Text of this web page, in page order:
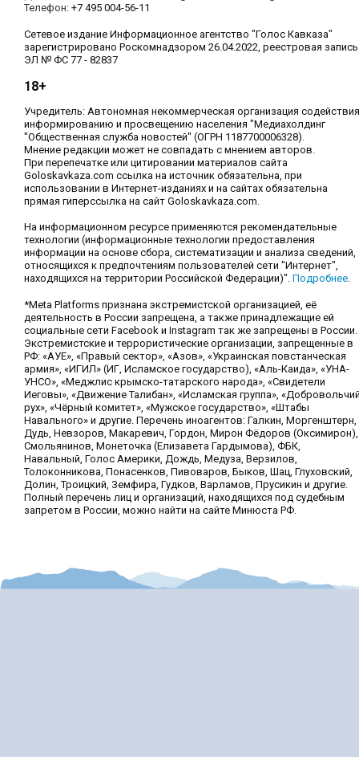
Телефон: +7 495 004-56-11
Сетевое издание Информационное агентство "Голос Кавказа"
зарегистрировано Роскомнадзором 26.04.2022, реестровая запись
ЭЛ № ФС 77 - 82837
18+
Учредитель: Автономная некоммерческая организация содействия
информированию и просвещению населения "Медиахолдинг
"Общественная служба новостей" (ОГРН 1187700006328).
Мнение редакции может не совпадать с мнением авторов.
При перепечатке или цитировании материалов сайта
Goloskavkaza.com ссылка на источник обязательна, при
использовании в Интернет-изданиях и на сайтах обязательна
прямая гиперссылка на сайт Goloskavkaza.com.
На информационном ресурсе применяются рекомендательные
технологии (информационные технологии предоставления
информации на основе сбора, систематизации и анализа сведений,
относящихся к предпочтениям пользователей сети "Интернет",
находящихся на территории Российской Федерации)". Подробнее.
*Meta Platforms признана экстремистской организацией, её
деятельность в России запрещена, а также принадлежащие ей
социальные сети Facebook и Instagram так же запрещены в России.
Экстремистские и террористические организации, запрещенные в
РФ: «АУЕ», «Правый сектор», «Азов», «Украинская повстанческая
армия», «ИГИЛ» (ИГ, Исламское государство), «Аль-Каида», «УНА-
УНСО», «Меджлис крымско-татарского народа», «Свидетели
Иеговы», «Движение Талибан», «Исламская группа»,
рух», «Чёрный комитет», «Мужское государство», «Штабы
Навального» и другие. Перечень иноагентов: Галкин, Моргенштерн,
Дудь, Невзоров, Макаревич, Гордон, Мирон Фёдоров (Оксимирон),
Смольянинов, Монеточка (Елизавета Гардымова), ФБК,
Навальный, Голос Америки, Дождь, Медуза, Верзилов,
Толоконникова, Понасенков, Пивоваров, Быков, Шац, Глуховский,
Долин, Троицкий, Земфира, Гудков, Варламов, Прусикин и другие.
Полный перечень лиц и организаций, находящихся под судебным
запретом в России, можно найти на сайте Минюста РФ.